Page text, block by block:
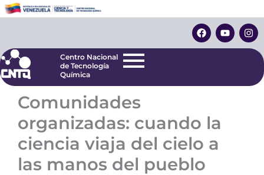
al
F
a
c
o
Y
o
u
e
I
n
s
r
Centro Nacional
de Tecnología
Centro Nacional
de Tecnología
Química
Comunidades
organizadas: cuando la
ciencia viaja del cielo a
las manos del pueblo